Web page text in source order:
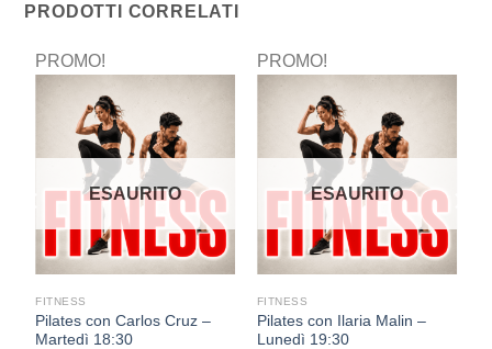
PRODOTTI CORRELATI
PROMO!
ESAURITO
FITNESS
Pilates con Carlos Cruz –
Martedì 18:30
PROMO!
ESAURITO
FITNESS
Pilates con Ilaria Malin –
Lunedì 19:30